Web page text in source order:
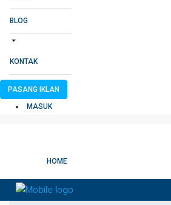
BLOG
KONTAK
PASANG IKLAN
MASUK
HOME